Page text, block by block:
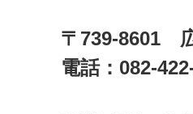
〒739-8601
電話：082-